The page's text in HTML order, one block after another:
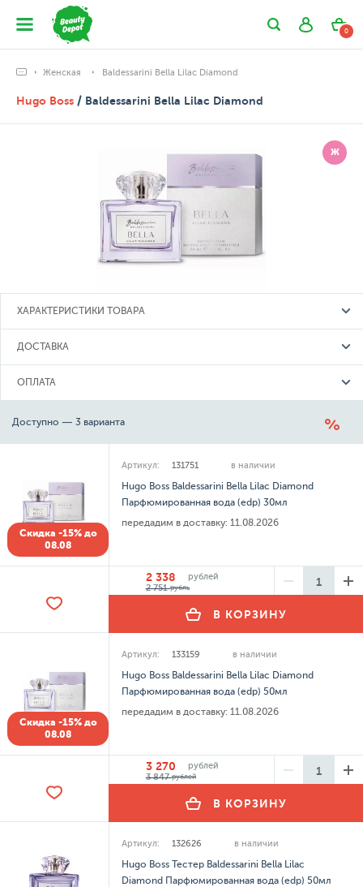
0
Женская Baldessarini Bella Lilac Diamond
Hugo Boss / Baldessarini Bella Lilac Diamond
Ж
ХАРАКТЕРИСТИКИ ТОВАРА
ДОСТАВКА
ОПЛАТА
Доступно — 3 варианта
Скидка -15% до
08.08
Артикул: 131751 в наличии
Hugo Boss Baldessarini Bella Lilac Diamond
Парфюмированная вода (edp) 30мл
передадим в доставку: 11.08.2026
2 338
рублей
2 751рубль
В КОРЗИНУ
Скидка -15% до
08.08
Артикул: 133159 в наличии
Hugo Boss Baldessarini Bella Lilac Diamond
Парфюмированная вода (edp) 50мл
передадим в доставку: 11.08.2026
3 270
рублей
3 847рублей
В КОРЗИНУ
Артикул: 132626 в наличии
Hugo Boss Тестер Baldessarini Bella Lilac
Diamond Парфюмированная вода (edp) 50мл